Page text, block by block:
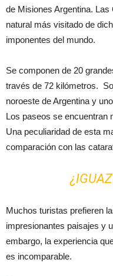
de Misiones Argentina.
natural más visitado de
imponentes del mundo.
Se componen de 20
través de 72 kilómetros.
noroeste de Argentina y
Los paseos se encuentran
Una peculiaridad de esta
comparación con las
Muchos turistas prefieren
impresionantes paisajes y
embargo, la experiencia
es incomparable.